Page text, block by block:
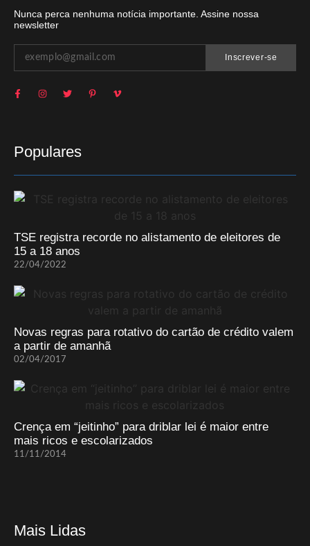
Nunca perca nenhuma notícia importante. Assine nossa
newsletter
Inscrever-se
Populares
TSE registra recorde no alistamento de eleitores de
15 a 18 anos
22/04/2022
Novas regras para rotativo do cartão de crédito valem
a partir de amanhã
02/04/2017
Crença em “jeitinho” para driblar lei é maior entre
mais ricos e escolarizados
11/11/2014
Mais Lidas